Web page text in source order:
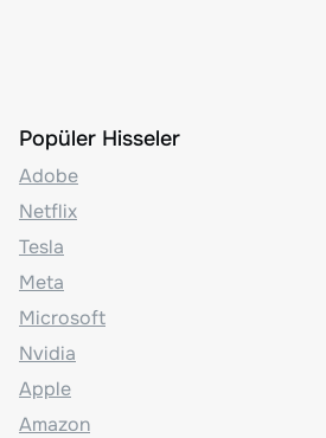
Popüler Hisseler
Adobe
Netflix
Tesla
Meta
Microsoft
Nvidia
Apple
Amazon